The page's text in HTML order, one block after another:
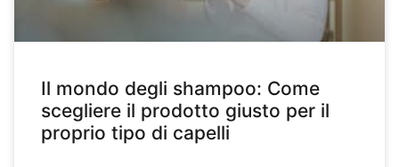
Il mondo degli shampoo: Come
scegliere il prodotto giusto per il
proprio tipo di capelli